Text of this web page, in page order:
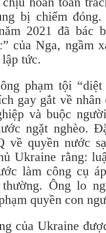
bị chiếm
2021 đã bác
của Nga, ngầm
tức.
phạm tội
gay gắt về
và buộc
ngặt nghèo.
về quyền nước
Ukraine rằng:
làm công cụ
Ông lo
quyền con
của Ukraine